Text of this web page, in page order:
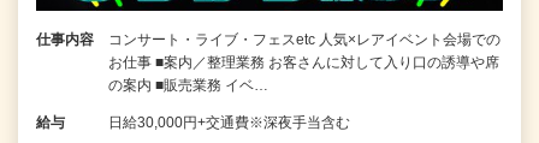
仕事内容
コンサート・ライブ・フェスetc 人気×レアイベント会場での
お仕事 ■案内／整理業務 お客さんに対して入り口の誘導や席
の案内 ■販売業務 イベ…
給与 日給30,000円+交通費※深夜手当含む